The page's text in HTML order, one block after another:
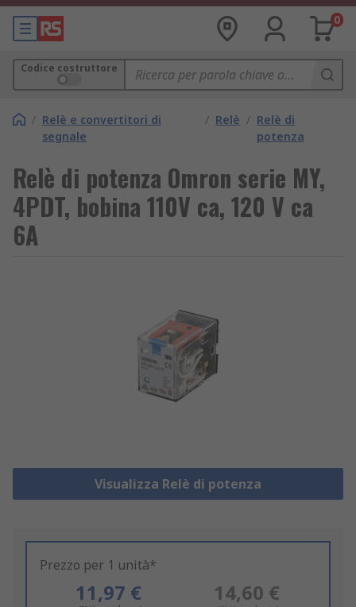
0
Codice costruttore
/ Relè e convertitori di
segnale
/ Relè / Relè di
potenza
Relè di potenza Omron serie MY,
4PDT, bobina 110V ca, 120 V ca
6A
Visualizza Relè di potenza
Prezzo per 1 unità*
11,97 € 14,60 €